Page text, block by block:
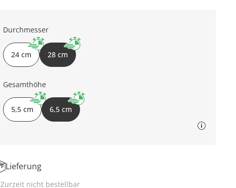
Durchmesser
24 cm 28 cm
Gesamthöhe
5,5 cm 6,5 cm
Lieferung
Zurzeit nicht bestellbar